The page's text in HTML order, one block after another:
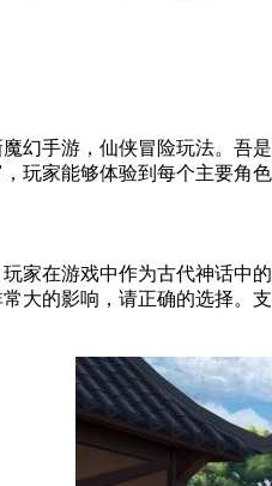
幻手游，仙侠冒险玩法。吾
玩家能够体验到每个主要角
家在游戏中作为古代神话中
大的影响，请正确的选择。